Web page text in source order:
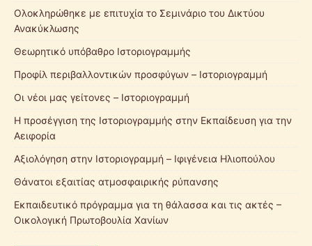
Ολοκληρώθηκε με επιτυχία το Σεμινάριο του Δικτύου
Ανακύκλωσης
Θεωρητικό υπόβαθρο Ιστοριογραμμής
Προφίλ περιβαλλοντικών προσφύγων – Ιστοριογραμμή
Οι νέοι μας γείτονες – Ιστοριογραμμή
Η προσέγγιση της Ιστοριογραμμής στην Εκπαίδευση για την
Αειφορία
Αξιολόγηση στην Ιστοριογραμμή – Ιφιγένεια Ηλιοπούλου
Θάνατοι εξαιτίας ατμοσφαιρικής ρύπανσης
Εκπαιδευτικό πρόγραμμα για τη θάλασσα και τις ακτές –
Οικολογική Πρωτοβουλία Χανίων